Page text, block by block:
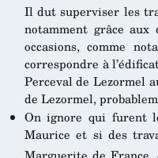
Il dut superviser les
notamment grâce
occasions, comme
correspondre à
Perceval de Lezormel
de Lezormel,
On ignore qui furent
Maurice et si des